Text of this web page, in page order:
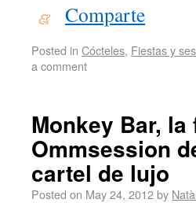
Comparte
Posted in Cócteles, Fiestas y
a comment
Monkey Bar,
Ommsession
cartel de lujo
Posted on May 24, 2012by